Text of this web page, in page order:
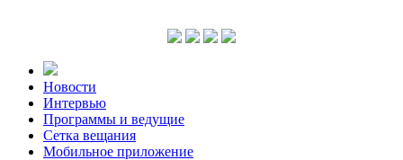
Новости
Интервью
Программы и ведущие
Сетка вещания
Мобильное приложение